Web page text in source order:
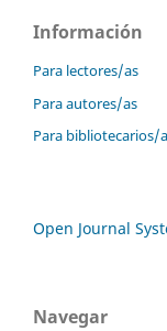
Información
Para lectores/as
Para autores/as
Para bibliotecarios/
Open Journal
Navegar